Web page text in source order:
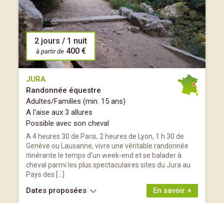
2 jours / 1 nuit
à partir de 400 €
JURA
Randonnée équestre
Adultes/Familles (min. 15 ans)
A l'aise aux 3 allures
Possible avec son cheval
A 4 heures 30 de Paris, 2 heures de Lyon, 1 h 30 de
Genève ou Lausanne, vivre une véritable randonnée
itinérante le temps d’un week-end et se balader à
cheval parmi les plus spectaculaires sites du Jura au
Pays des […]
En savoir +
Dates proposées